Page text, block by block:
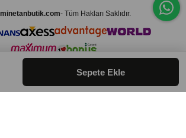
minetanbutik.com- Tüm Hakları Saklıdır.